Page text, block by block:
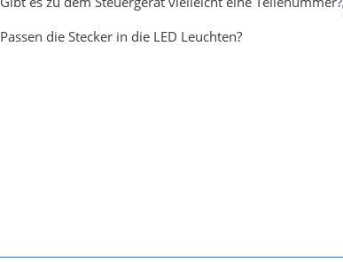
Passen die Stecker in die LED Leuchten?